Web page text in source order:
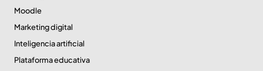
Moodle
Marketing digital
Inteligencia artificial
Plataforma educativa